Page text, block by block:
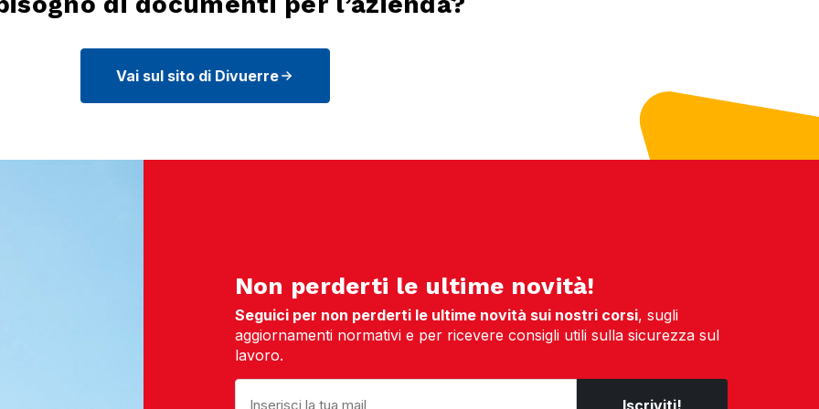
Vai sul sito di Divuerre
Non perderti le ultime novità!
Seguici per non perderti le ultime novità sui nostri corsi, sugli
aggiornamenti normativi e per ricevere consigli utili sulla sicurezza sul
lavoro.